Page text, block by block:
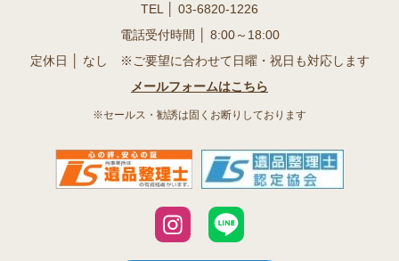
TEL │ 03-6820-1226
電話受付時間 │ 8:00～18:00
定休日 │ なし ※ご要望に合わせて日曜・祝日も対応します
メールフォームはこちら
※セールス・勧誘は固くお断りしております